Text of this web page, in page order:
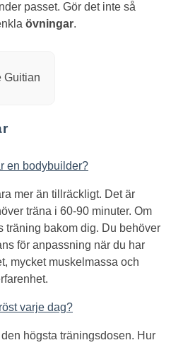
passet. Gör det inte så
övningar.
Guitian
en bodybuilder?
mer än tillräckligt. Det är
träna i 60-90 minuter. Om
träning bakom dig. Du behöver
för anpassning när du har
mycket muskelmassa och
varje dag?
högsta träningsdosen. Hur